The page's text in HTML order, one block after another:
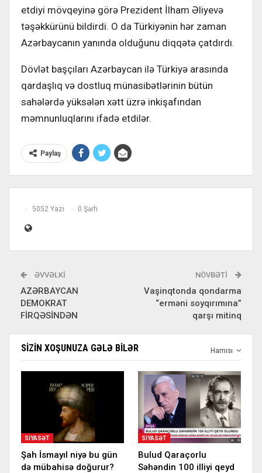
etdiyi mövqeyinə görə Prezident İlham Əliyevə
təşəkkürünü bildirdi. O da Türkiyənin hər zaman
Azərbaycanın yanında olduğunu diqqətə çatdırdı.
Dövlət başçıları Azərbaycan ilə Türkiyə arasında
qardaşlıq və dostluq münasibətlərinin bütün
sahələrdə yüksələn xətt üzrə inkişafından
məmnunluqlarını ifadə etdilər.
Paylaş
5052 Yazı 0 Şərh
ƏVVƏLKI
AZƏRBAYCAN
DEMOKRAT
FİRQƏSİNDƏN
NÖVBƏTI
Vaşinqtonda qondarma
“erməni soyqırımına”
qarşı mitinq
Hamısı
SIZIN XOŞUNUZA GƏLƏ BILƏR
SIYASƏT
Şah İsmayıl niyə bu gün
də mübahisə doğurur?
SIYASƏT
Bulud Qaraçorlu
Səhəndin 100 illiyi qeyd